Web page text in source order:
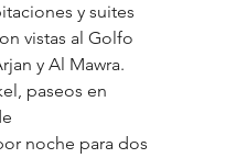
y suites
vistas al Golfo
y Al Mawra.
paseos en
noche para dos